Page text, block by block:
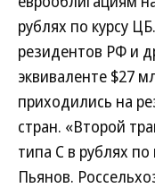
рублях по курсу
резидентов РФ и
эквиваленте $27
приходились на
стран. «Второй
типа С в рублях
Пьянов.